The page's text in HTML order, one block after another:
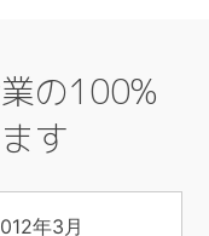
の100%
す
年3月